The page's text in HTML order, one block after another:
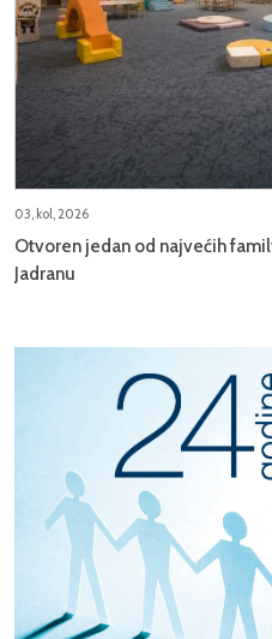
03, kol, 2026
Otvoren jedan od najvećih
Jadranu